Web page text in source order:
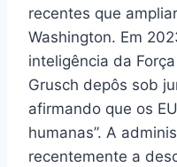
recentes que
Washington. Em
inteligência da
Grusch depôs sob
afirmando que os
humanas”. A
recentemente a